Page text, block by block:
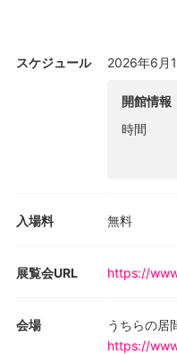
今回のイベントではそんな
島）で開催された19th
リシャに滞在した際の体験
クライブとあわせてギリシ
（Καραγκιόζης）の子供向
スケジュール 2026年6月
開館情報
時間
入場料 無料
展覧会URL https://
会場
うちらの居
https://